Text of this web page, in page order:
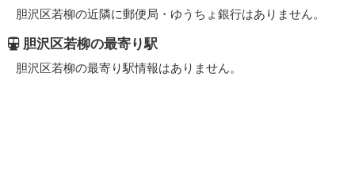
胆沢区若柳の近隣に郵便局・ゆうちょ銀行はありません。
胆沢区若柳の最寄り駅
胆沢区若柳の最寄り駅情報はありません。